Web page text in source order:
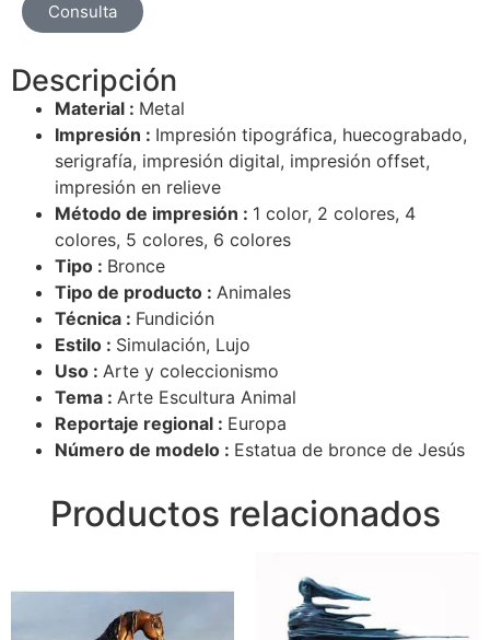
Consulta
Descripción
Material : Metal
Impresión : Impresión tipográfica, huecograbado,
serigrafía, impresión digital, impresión offset,
impresión en relieve
Método de impresión : 1 color, 2 colores, 4
colores, 5 colores, 6 colores
Tipo : Bronce
Tipo de producto : Animales
Técnica : Fundición
Estilo : Simulación, Lujo
Uso : Arte y coleccionismo
Tema : Arte Escultura Animal
Reportaje regional : Europa
Número de modelo : Estatua de bronce de Jesús
Productos relacionados